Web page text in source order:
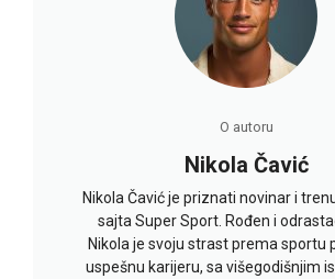
O autoru
Nikola Čavić
Nikola Čavić je priznati novinar i
sajta Super Sport. Rođen i
Nikola je svoju strast prema sportu
uspešnu karijeru, sa višegodišnjim